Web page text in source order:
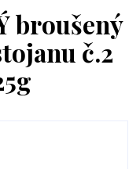
broušený
č.2